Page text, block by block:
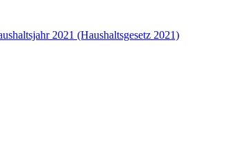
2021 (Haushaltsgesetz 2021)